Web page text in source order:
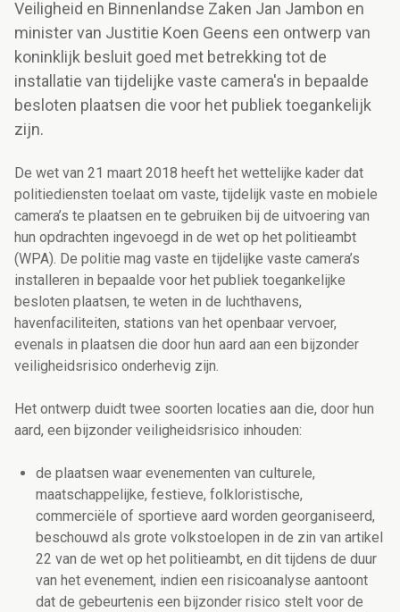
Veiligheid en Binnenlandse Zaken Jan Jambon en
minister van Justitie Koen Geens een ontwerp van
koninklijk besluit goed met betrekking tot de
installatie van tijdelijke vaste camera's in bepaalde
besloten plaatsen die voor het publiek toegankelijk
zijn.
De wet van 21 maart 2018 heeft het wettelijke kader dat
politiediensten toelaat om vaste, tijdelijk vaste en mobiele
camera’s te plaatsen en te gebruiken bij de uitvoering van
hun opdrachten ingevoegd in de wet op het politieambt
(WPA). De politie mag vaste en tijdelijke vaste camera’s
installeren in bepaalde voor het publiek toegankelijke
besloten plaatsen, te weten in de luchthavens,
havenfaciliteiten, stations van het openbaar vervoer,
evenals in plaatsen die door hun aard aan een bijzonder
veiligheidsrisico onderhevig zijn.
Het ontwerp duidt twee soorten locaties aan die, door hun
aard, een bijzonder veiligheidsrisico inhouden:
de plaatsen waar evenementen van culturele,
maatschappelijke, festieve, folkloristische,
commerciële of sportieve aard worden georganiseerd,
beschouwd als grote volkstoelopen in de zin van artikel
22 van de wet op het politieambt, en dit tijdens de duur
van het evenement, indien een risicoanalyse aantoont
dat de gebeurtenis een bijzonder risico stelt voor de